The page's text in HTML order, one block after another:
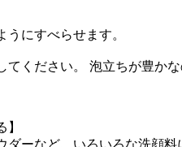
にすべらせます。
ください。 泡立ちが豊か